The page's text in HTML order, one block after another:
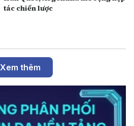
tác chiến lược
Xem thêm